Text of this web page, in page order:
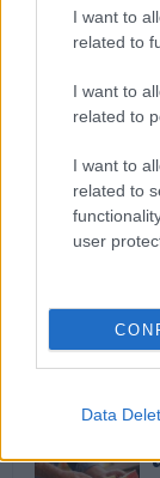
I want to
related to
I want to
related to
I want to
related to
user
Data
“Tutta Italia
Provenzano
ULTIME